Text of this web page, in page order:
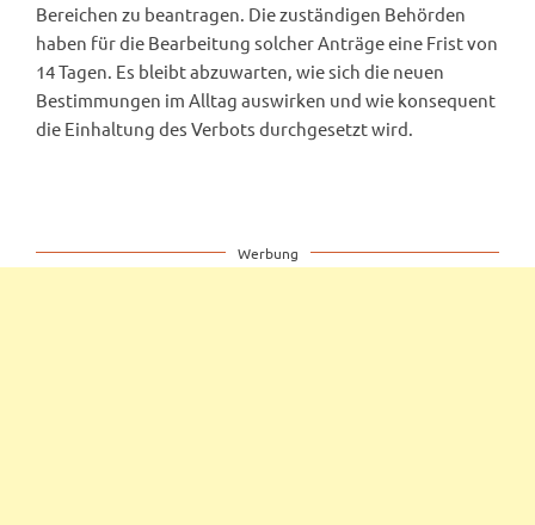
Bereichen zu beantragen. Die zuständigen Behörden
haben für die Bearbeitung solcher Anträge eine Frist von
14 Tagen. Es bleibt abzuwarten, wie sich die neuen
Bestimmungen im Alltag auswirken und wie konsequent
die Einhaltung des Verbots durchgesetzt wird.
Werbung